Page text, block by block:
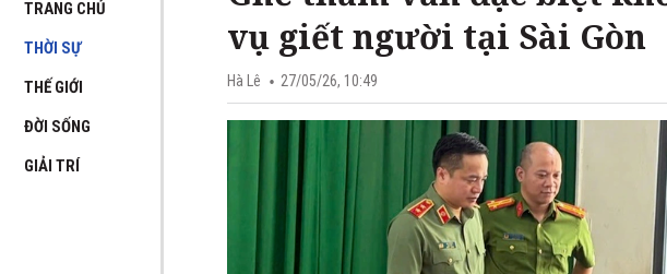
TRANG CHỦ
THỜI SỰ
THẾ GIỚI
ĐỜI SỐNG
GIẢI TRÍ
vụ giết người tại Sài Gòn
Hà Lê 27/05/26, 10:49